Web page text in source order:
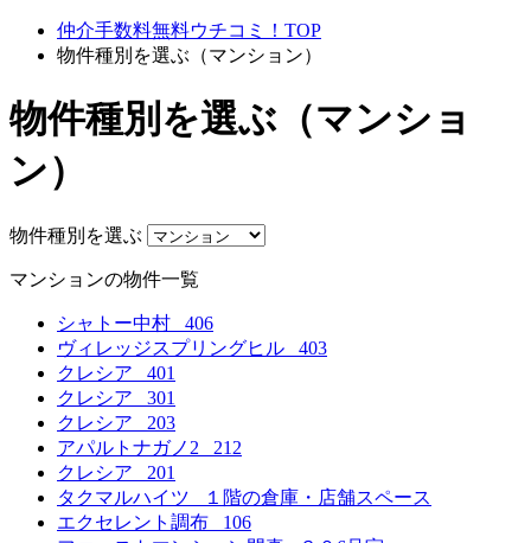
仲介手数料無料ウチコミ！TOP
物件種別を選ぶ（マンション）
物件種別を選ぶ（マンショ
ン）
物件種別を選ぶ
マンションの物件一覧
シャトー中村 406
ヴィレッジスプリングヒル 403
クレシア 401
クレシア 301
クレシア 203
アパルトナガノ2 212
クレシア 201
タクマルハイツ １階の倉庫・店舗スペース
エクセレント調布 106